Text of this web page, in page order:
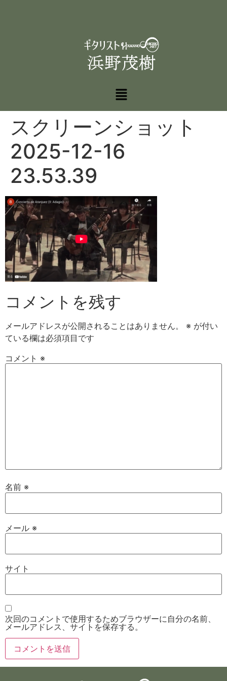
スクリーンショット
2025-12-16
23.53.39
コメントを残す
メールアドレスが公開されることはありません。 ※ が付い
ている欄は必須項目です
コメント ※
名前 ※
メール ※
サイト
次回のコメントで使用するためブラウザーに自分の名前、
メールアドレス、サイトを保存する。